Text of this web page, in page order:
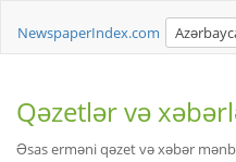
NewspaperIndex.com
Qəzetlər və
Əsas erməni qəzet və xəbər